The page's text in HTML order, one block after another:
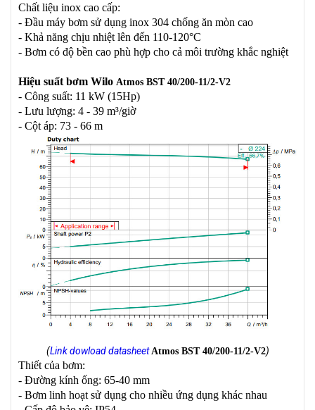
Chất liệu inox cao cấp:
- Đầu máy bơm sử dụng inox 304 chống ăn mòn cao
- Khả năng chịu nhiệt lên đến 110-120°C
- Bơm có độ bền cao phù hợp cho cả môi trường khắc nghiệt
Hiệu suất bơm Wilo Atmos BST 40/200-11/2-V2
- Công suất: 11 kW (15Hp)
- Lưu lượng: 4 - 39 m³/giờ
- Cột áp: 73 - 66 m
(Link dowload datasheet Atmos BST 40/200-11/2-V2)
Thiết của bơm:
- Đường kính ống: 65-40 mm
- Bơm linh hoạt sử dụng cho nhiều ứng dụng khác nhau